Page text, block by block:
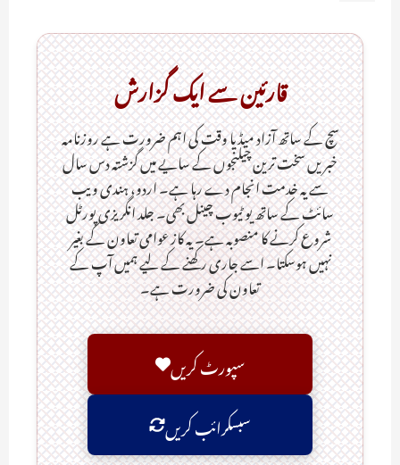
قارئین سے ایک گزارش
سچ کے ساتھ آزاد میڈیا وقت کی اہم ضرورت ہےـ روزنامہ
خبریں سخت ترین چیلنجوں کے سایے میں گزشتہ دس سال
سے یہ خدمت انجام دے رہا ہے۔ اردو، ہندی ویب
سائٹ کے ساتھ یو ٹیوب چینل بھی۔ جلد انگریزی پورٹل
شروع کرنے کا منصوبہ ہے۔ یہ کاز عوامی تعاون کے بغیر
نہیں ہوسکتا۔ اسے جاری رکھنے کے لیے ہمیں آپ کے
تعاون کی ضرورت ہے۔
سپورٹ کریں
سبسکرائب کریں